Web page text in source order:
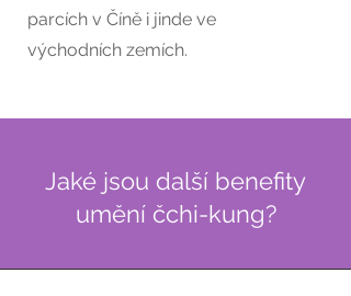
parcích v Číně i jinde ve
východních zemích.
Jaké jsou další benefity
umění čchi-kung?